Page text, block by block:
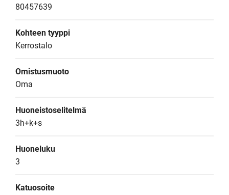
80457639
Kohteen tyyppi
Kerrostalo
Omistusmuoto
Oma
Huoneistoselitelmä
3h+k+s
Huoneluku
3
Katuosoite